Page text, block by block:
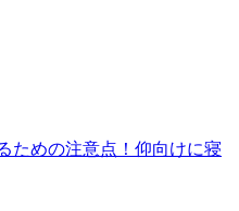
ための注意点！仰向けに寝